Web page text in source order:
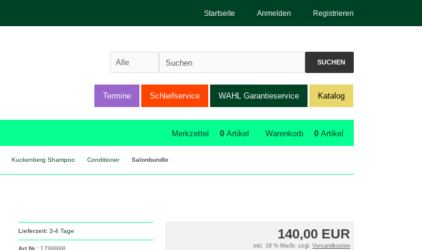
Registrieren
Anmelden
Startseite
SUCHEN
Termine Schleifservice WAHL Garantieservice Katalog
Warenkorb 0 Artikel
Merkzettel 0 Artikel
Kuckenberg Shampoo Conditioner Salonbundle
140,00 EUR
inkl. 19 % MwSt. zzgl. Versandkosten
Lieferzeit: 3-4 Tage
Art.Nr.: 1799998